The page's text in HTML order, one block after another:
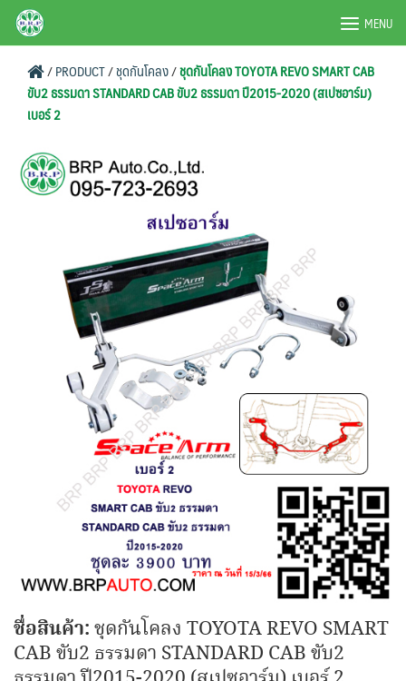
SkipBRPAUTO.COM MENU
/PRODUCT/ชุดกันโคลง/ชุดกันโคลง TOYOTA REVO SMART CAB
ขับ2 ธรรมดา STANDARD CAB ขับ2 ธรรมดา ปี2015-2020 (สเปซอาร์ม)
เบอร์ 2
ชื่อสินค้า:ชุดกันโคลง TOYOTA REVO SMART
CAB ขับ2 ธรรมดา STANDARD CAB ขับ2